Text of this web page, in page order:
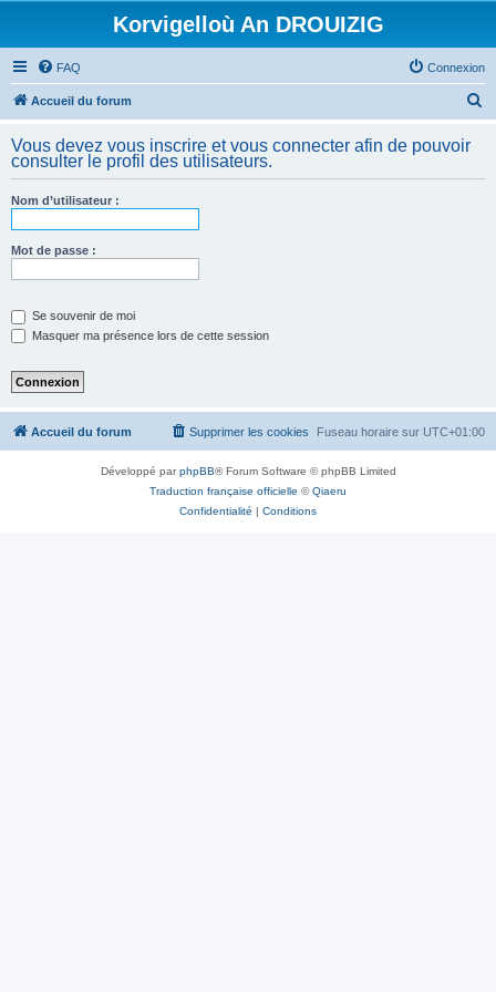
Korvigelloù An DROUIZIG
FAQ Connexion
Accueil du forum
h
Vous devez vous inscrire et vous connecter afin de pouvoir
consulter le profil des utilisateurs.
Nom d’utilisateur :
Mot de passe :
Se souvenir de moi
Masquer ma présence lors de cette session
Accueil du forum Fuseau horaire sur UTC+01:00
Supprimer les cookies
Développé parphpBB® Forum Software © phpBB Limited
Traduction française officielle ©Qiaeru
Confidentialité | Conditions